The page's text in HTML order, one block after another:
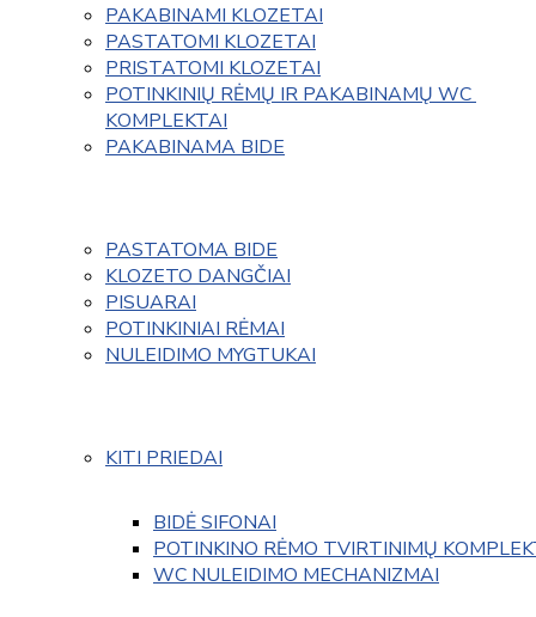
PAKABINAMI KLOZETAI
PASTATOMI KLOZETAI
PRISTATOMI KLOZETAI
POTINKINIŲ RĖMŲ IR PAKABINAMŲ WC
KOMPLEKTAI
PAKABINAMA BIDE
PASTATOMA BIDE
KLOZETO DANGČIAI
PISUARAI
POTINKINIAI RĖMAI
NULEIDIMO MYGTUKAI
KITI PRIEDAI
BIDĖ SIFONAI
POTINKINO RĖMO TVIRTINIMŲ
WC NULEIDIMO MECHANIZMAI